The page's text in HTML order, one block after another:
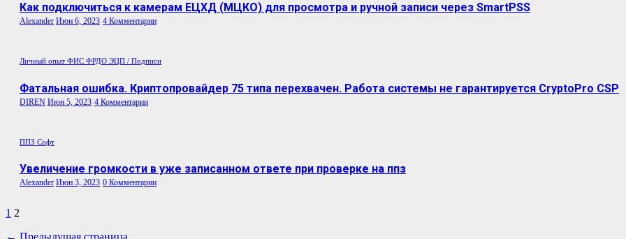
Как подключиться к камерам ЕЦХД (МЦКО) для просмотра и ручной записи через SmartPSS
Alexander Июн 6, 2023 4 Комментарии
Личный опыт ФИС ФРДО ЭЦП / Подписи
Фатальная ошибка. Криптопровайдер 75 типа перехвачен. Работа системы не гарантируется CryptoPro CSP
DIREN Июн 5, 2023 4 Комментарии
ППЗ Софт
Увеличение громкости в уже записанном ответе при проверке на ппз
Alexander Июн 3, 2023 0 Комментарии
Пагинация
1 2
← Предыдущая страница